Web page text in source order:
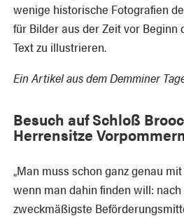
wenige historische Fotografien
für Bilder aus der Zeit vor
Text zu illustrieren.
Ein Artikel aus dem Demminer
Besuch auf Schloß
Herrensitze
„Man muss schon ganz genau
wenn man dahin finden will:
zweckmäßigste